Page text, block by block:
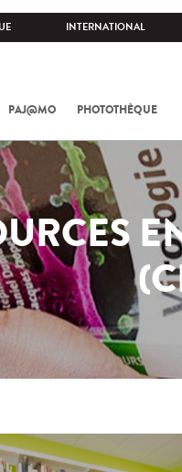
INTERNATIONAL
PAJ@MO PHOTOTHÈQUE